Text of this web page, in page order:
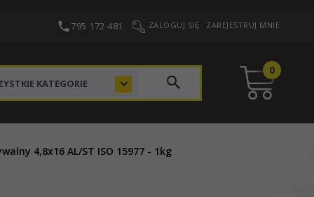
795 172 481 ZALOGUJ SIĘ ZAREJESTRUJ MNIE
categories_searcher
KATEGORIE
0
4,8x16 AL/ST ISO 15977 - 1kg